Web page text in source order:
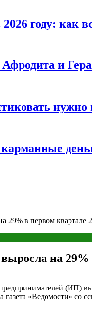
году: как
и
нужно
29% в первом квартале
на 29%
(ИП)
«Ведомости» со